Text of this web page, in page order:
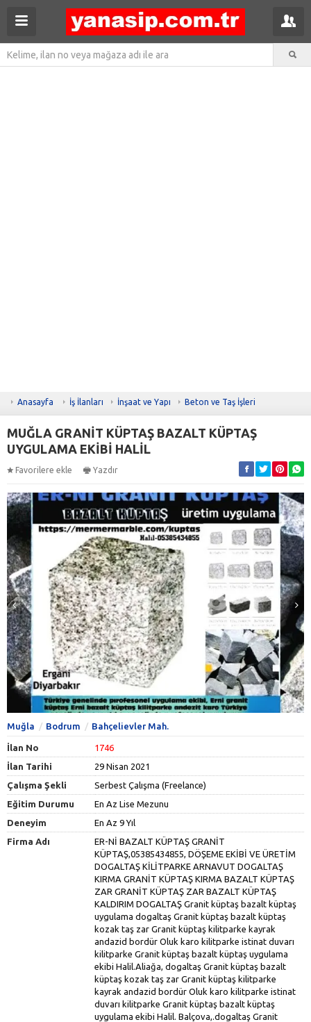
Anasayfa İş İlanları İnşaat ve Yapı Beton ve Taş İşleri
MUĞLA GRANİT KÜPTAŞ BAZALT KÜPTAŞ
UYGULAMA EKİBİ HALİL
Favorilere ekle Yazdır
Muğla Bodrum Bahçelievler Mah.
İlan No
1746
İlan Tarihi
29 Nisan 2021
Çalışma Şekli
Serbest Çalışma (Freelance)
Eğitim Durumu
En Az Lise Mezunu
Deneyim
En Az 9 Yıl
Firma Adı
ER-Nİ BAZALT KÜPTAŞ GRANİT KÜPTAŞ,05385434855, DÖŞEME EKİBİ VE ÜRETİM DOGALTAŞ KİLİTPARKE ARNAVUT DOGALTAŞ KIRMA GRANİT KÜPTAŞ KIRMA BAZALT KÜPTAŞ ZAR GRANİT KÜPTAŞ ZAR BAZALT KÜPTAŞ KALDIRIM DOGALTAŞ Granit küptaş bazalt küptaş uygulama dogaltaş Granit küptaş bazalt küptaş kozak taş zar Granit küptaş kilitparke kayrak andazid bordür Oluk karo kilitparke istinat duvarı kilitparke Granit küptaş bazalt küptaş uygulama ekibi Halil.Aliağa, dogaltaş Granit küptaş bazalt küptaş kozak taş zar Granit küptaş kilitparke kayrak andazid bordür Oluk karo kilitparke istinat duvarı kilitparke Granit küptaş bazalt küptaş uygulama ekibi Halil. Balçova,.dogaltaş Granit küptaş bazalt küptaş kozak taş zar Granit küptaş kilitparke kayrak andazid bordür Oluk karo kilitparke istinat duvarı kilitparke Granit küptaş bazalt küptaş uygulama ekibi Halildogaltaş Granit küptaş bazalt küptaş kozak taş zar Granit küptaş kilitparke kayrak andazid bordür Oluk karo kilitparke istinat duvarı kilitparke Granit küptaş bazalt küptaş uygulama ekibi Halil Bayındır, dogaltaş Granit küptaş bazalt,05385434855 küptaş kozak taş zar Granit küptaş kilitparke kayrak andazid bordür Oluk karo kilitparke istinat duvarı kilitparke Granit küptaş bazalt küptaş uygulama ekibi Halil. dogaltaş Granit küptaş bazalt küptaş kozak taş zar Granit küptaş kilitparke kayrak andazid bordür Oluk karo kilitparke istinat duvarı kilitparke Granit küptaş bazalt küptaş uygulama ekibi Halil Bayraklı,dogaltaş Granit küptaş bazalt küptaş kozak taş zar Granit küptaş kilitparke kayrak andazid bordür Oluk karo kilitparke istinat duvarı kilitparke Granit küptaş bazalt küptaş uygulama ekibi Halil Bergama,dogaltaş Granit küptaş bazalt,05385434855 küptaş kozak taş zar Granit küptaş kilitparke kayrak andazid bordür Oluk karo kilitparke istinat duvarı kilitparke Granit küptaş bazalt küptaş uygulama ekibi Halil Beydağ,dogaltaş Granit küptaş bazalt küptaş kozak taş zar Granit küptaş kilitparke kayrak andazid bordür Oluk karo kilitparke istinat duvarı kilitparke Granit küptaş bazalt küptaş uygulama ekibi Halil Bornova, dogaltaş Granit küptaş bazalt küptaş kozak taş zar Granit küptaş kilitparke kayrak andazid bordür Oluk karo kilitparke istinat duvarı kilitparke Granit küptaş bazalt küptaş uygulama ekibi Halil Buca, dogaltaş Granit küptaş bazalt küptaş kozak taş zar Granit küptaş kilitparke kayrak andazid bordür Oluk karo kilitparke istinat duvarı kilitparke Granit küptaş bazalt küptaş uygulama ekibi Halil.Çeşme, .dogaltaş Granit küptaş bazalt küptaş kozak taş zar Granit küptaş kilitparke kayrak andazid bordür Oluk karo kilitparke istinat duvarı kilitparke Granit küptaş bazalt küptaş uygulama ekibi Halil.Çiğli,. dogaltaş Granit küptaş bazalt küptaş kozak taş zar Granit küptaş kilitparke kayrak andazid bordür Oluk karo kilitparke istinat duvarı kilitparke Granit küptaş bazalt küptaş uygulama ekibi Halil.Dikili, dogaltaş Granit küptaş bazalt küptaş kozak taş zar Granit küptaş kilitparke kayrak andazid bordür Oluk karo kilitparke istinat duvarı kilitparke Granit küptaş bazalt küptaş uygulama ekibi Halil. Foça,. dogaltaş Granit küptaş bazalt küptaş kozak taş zar Granit küptaş kilitparke kayrak andazid bordür Oluk karo kilitparke istinat duvarı kilitparke Granit küptaş bazalt küptaş uygulama ekibi Halil.Gaziemir. dogaltaş Granit küptaş bazalt küptaş kozak taş zar Granit küptaş kilitparke kayrak andazid bordür Oluk karo kilitparke istinat duvarı kilitparke Granit küptaş bazalt küptaş uygulama ekibi Halil , Güzelbahçe,dogaltaş Granit küptaş bazalt küptaş kozak taş zar Granit küptaş kilitparke kayrak andazid bordür Oluk karo kilitparke istinat duvarı kilitparke Granit küptaş bazalt küptaş uygulama ekibi Halil. Karabağlar, dogaltaş Granit küptaş bazalt küptaş kozak taş zar Granit küptaş kilitparke kayrak andazid bordür Oluk karo kilitparke istinat duvarı kilitparke Granit küptaş bazalt küptaş uygulama ekibi Halil Karaburun, dogaltaş Granit küptaş bazalt küptaş kozak taş zar Granit küptaş kilitparke kayrak andazid bordür Oluk karo kilitparke istinat duvarı kilitparke Granit küptaş bazalt küptaş uygulama ekibi Halil Karşıyaka,. dogaltaş Granit küptaş bazalt küptaş kozak taş zar Granit küptaş kilitparke kayrak andazid bordür Oluk karo kilitparke istinat duvarı kilitparke Granit küptaş bazalt küptaş uygulama ekibi Halil, Kınık, dogaltaş Granit küptaş bazalt küptaş kozak taş zar Granit küptaş kilitparke kayrak andazid bordür Oluk karo kilitparke istinat duvarı kilitparke Granit küptaş bazalt küptaş uygulama ekibi Halil.Kiraz, dogaltaş Granit küptaş bazalt küptaş kozak taş zar Granit küptaş kilitparke kayrak andazid bordür Oluk karo kilitparke istinat duvarı kilitparke Granit küptaş bazalt küptaş uygulama ekibi Halil Konak,dogaltaş Granit küptaş bazalt küptaş kozak taş zar Granit küptaş kilitparke kayrak andazid bordür Oluk karo kilitparke istinat duvarı kilitparke Granit küptaş bazalt küptaş uygulama ekibi Halil Menderes. dogaltaş Granit küptaş bazalt küptaş kozak taş zar Granit küptaş kilitparke kayrak andazid bordür Oluk karo kilitparke istinat duvarı kilitparke Granit küptaş bazalt küptaş uygulama ekibi Halil Menemen,dogaltaş Granit küptaş bazalt küptaş kozak taş zar Granit küptaş kilitparke kayrak andazid bordür Oluk karo kilitparke istinat duvarı kilitparke Granit küptaş bazalt küptaş uygulama ekibi HalilNarlıdere,dogaltaş Granit küptaş bazalt küptaş kozak taş zar Granit küptaş kilitparke kayrak andazid bordür Oluk karo kilitparke istinat duvarı kilitparke Granit küptaş bazalt küptaş uygulama ekibi Halil Ödemiş,dogaltaş Granit küptaş bazalt küptaş kozak taş zar Granit küptaş kilitparke kayrak andazid bordür Oluk karo kilitparke istinat duvarı kilitparke Granit küptaş bazalt küptaş uygulama ekibi Halil Seferihisar, dogaltaş Granit küptaş bazalt küptaş kozak taş zar Granit küptaş kilitparke kayrak andazid bordür Oluk karo kilitparke istinat duvarı kilitparke Granit küptaş bazalt küptaş uygulama ekibi Halil Selçuk,dogaltaş Granit küptaş bazalt küptaş kozak taş zar Granit küptaş kilitparke kayrak andazid bordür Oluk karo kilitparke istinat duvarı kilitparke Granit küptaş bazalt küptaş uygulama ekibi Halil Tire,dogaltaş Granit küptaş bazalt küptaş kozak taş zar Granit küptaş kilitparke kayrak andazid bordür Oluk karo kilitparke istinat duvarı kilitparke Granit küptaş bazalt küptaş uygulama ekibi Halil Torbalı dogaltaş Granit küptaş bazalt küptaş kozak taş zar Granit küptaş kilitparke kayrak andazid bordür Oluk karo kilitparke istinat duvarı kilitparke Granit küptaş bazalt küptaş uygulama ekibi Halil dogaltaş Granit küptaş bazalt küptaş kozak taş zar Granit küptaş kilitparke kayrak andazid bordür Oluk karo kilitparke istinat duvarı kilitparke Granit küptaş bazalt küptaş uygulama ekibi Halil dogaltaş Granit küptaş bazalt küptaş kozak taş zar Granit küptaş kilitparke kayrak andazid bordür Oluk karo kilitparke istinat duvarı kilitparke Granit küptaş bazalt küptaş uygulama ekibi Halil,dogaltaş Granit küptaş bazalt küptaş kozak taş zar Granit küptaş kilitparke kayrak andazid bordür Oluk karo kilitparke istinat duvarı kilitparke Granit küptaş bazalt küptaş uygulama ekibi Halil ve Urla dogaltaş Granit küptaş bazalt küptaş kozak taş zar Granit küptaş kilitparke kayrak andazid bordür Oluk karo kilitparke istinat duvarı kilitparke Granit küptaş bazalt küptaş uygulama ekibi Halil, HALİL Adana‎ dogaltaş Bazalt küptaş Granit küptaş uygulama ekibi KİLİT ER-Nİ GRANİT KÜPTAŞ,,Halil, Diyarbakır Ergani, İzmir Granit küptaş bazalt küptaş,, Adıyaman‎ (dogaltaş Bazalt küptaş,05385434855, Granit küptaş uygulama ekibi Halil, izmir Granit küptaş bazalt küptaş,05385434855 .Afyonkarahisar‎ (dogaltaş Bazalt küptaş Granit küptaş uygulama ekibi Halil,05385434855 kilitparke, izmir Granit küptaş bazalt küptaş dogaltaş .Ağrı‎ (dogaltaş Bazalt küptaş Granit küptaş uygulama ekibi Halil,05385434855. Aksaray‎ dogaltaş Bazalt küptaş Granit küptaş uygulama ekibi Halil,05385434855 kilitparke . Amasya‎ (dogaltaş Bazalt küptaş Granit küptaş uygulama ekibi Halil,05385434855. Ankara‎ (dogaltaş Bazalt küptaş Granit küptaş uygulama ekibi Halil,05385434855 kilitparke . Antalya‎ (dogaltaş Bazalt küptaş Granit küptaş uygulama ekibi Halil,05385434855 kilitparke . Ardahan‎ (dogaltaş Bazalt küptaş Granit küptaş uygulama ekibi Halil,05385434855 .Artvin‎ (dogaltaş Bazalt küptaş Granit küptaş uygulama ekibi Halil,05385434855 . Aydın‎ (dogaltaş Bazalt küptaş Granit küptaş uygulama ekibi Halil,05385434855 .Balıkesir‎ (dogaltaş Bazalt küptaş Granit küptaş uygulama ekibi Halil,05385434855 Bartın‎ (dogaltaş Bazalt küptaş Granit küptaş uygulama ekibi Halil,05385434855 . Batman‎ (dogaltaş Bazalt küptaş Granit küptaş uygulama ekibi Halil,05385434855 .Bayburt‎ (dogaltaş Bazalt küptaş Granit küptaş uygulama ekibi Halil,05385434855 .Bilecik‎ (dogaltaş Bazalt küptaş Granit küptaş uygulama ekibi Halil,05385434855 .Bingöl‎ (dogaltaş Bazalt küptaş Granit küptaş uygulama ekibi Halil,05385434855.Bitlis‎ (dogaltaş Bazalt küptaş Granit küptaş uygulama ekibi Halil,05385434855 .Bolu‎ (dogaltaş Bazalt küptaş Granit küptaş uygulama ekibi Halil,05385434855 kilitparke uygulama ekibi . Burdur‎ (dogaltaş Bazalt küptaş Granit küptaş uygulama ekibi Halil,05385434855Bursa‎ (dogaltaş Bazalt küptaş Granit küptaş uygulama ekibi Halil,05385434855 kilitparke uygulama ekibi Halil .Çanakkale‎ (dogaltaş Bazalt küptaş Granit küptaş uygulama ekibi Halil,05385434855 .Çankırı‎ (dogaltaş Bazalt küptaş Granit küptaş uygulama ekibi Halil,05385434855 .Çorum‎ (dogaltaş Bazalt küptaş Granit küptaş uygulama ekibi Halil,05385434855 .Denizli‎ (dogaltaş Bazalt küptaş Granit küptaş uygulama ekibi Halil,05385434855 .Diyarbakır‎ (dogaltaş Bazalt küptaş Granit küptaş uygulama ekibi Halil,05385434855 .Düzce‎ (dogaltaş Bazalt küptaş Granit küptaş uygulama ekibi Halil,05385434855 .Edirne‎ (dogaltaş Bazalt küptaş Granit küptaş uygulama ekibi Halil,05385434855 .Elâzığ‎ (dogaltaş Bazalt küptaş Granit küptaş uygulama 05385434855,05385434855.Erzincan‎ (dogaltaş Bazalt küptaş Granit küptaş uygulama ekibi H